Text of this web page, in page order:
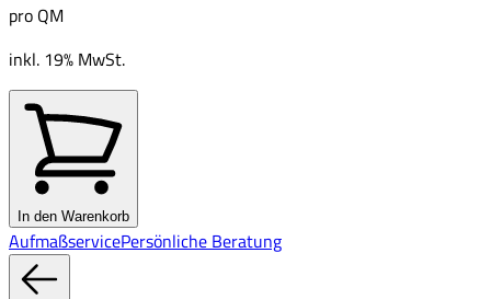
pro QM
inkl. 19% MwSt.
In den Warenkorb
AufmaßservicePersönliche Beratung